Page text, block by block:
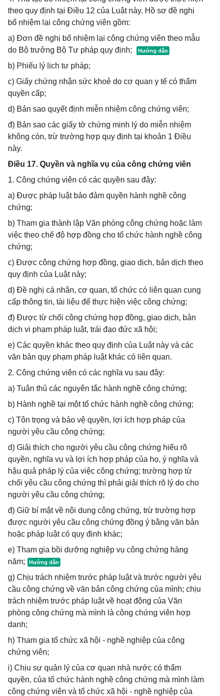
theo quy định tại Điều 12 của Luật này. Hồ sơ đề nghị
bổ nhiệm lại công chứng viên gồm:
a) Đơn đề nghị bổ nhiệm lại công chứng viên theo mẫu
do Bộ trưởng Bộ Tư pháp quy định;
b) Phiếu lý lịch tư pháp;
c) Giấy chứng nhận sức khoẻ do cơ quan y tế có thẩm
quyền cấp;
d) Bản sao quyết định miễn nhiệm công chứng viên;
đ) Bản sao các giấy tờ chứng minh lý do miễn nhiệm
không còn, trừ trường hợp quy định tại khoản 1 Điều
này.
Điều 17. Quyền và nghĩa vụ của công chứng viên
1. Công chứng viên có các quyền sau đây:
a) Được pháp luật bảo đảm quyền hành nghề công
chứng;
b) Tham gia thành lập Văn phòng công chứng hoặc làm
việc theo chế độ hợp đồng cho tổ chức hành nghề công
chứng;
c) Được công chứng hợp đồng, giao dịch, bản dịch theo
quy định của Luật này;
d) Đề nghị cá nhân, cơ quan, tổ chức có liên quan cung
cấp thông tin, tài liệu để thực hiện việc công chứng;
đ) Được từ chối công chứng hợp đồng, giao dịch, bản
dịch vi phạm pháp luật, trái đạo đức xã hội;
e) Các quyền khác theo quy định của Luật này và các
văn bản quy phạm pháp luật khác có liên quan.
2. Công chứng viên có các nghĩa vụ sau đây:
a) Tuân thủ các nguyên tắc hành nghề công chứng;
b) Hành nghề tại một tổ chức hành nghề công chứng;
c) Tôn trọng và bảo vệ quyền, lợi ích hợp pháp của
người yêu cầu công chứng;
d) Giải thích cho người yêu cầu công chứng hiểu rõ
quyền, nghĩa vụ và lợi ích hợp pháp của họ, ý nghĩa và
hậu quả pháp lý của việc công chứng; trường hợp từ
chối yêu cầu công chứng thì phải giải thích rõ lý do cho
người yêu cầu công chứng;
đ) Giữ bí mật về nội dung công chứng, trừ trường hợp
được người yêu cầu công chứng đồng ý bằng văn bản
hoặc pháp luật có quy định khác;
e) Tham gia bồi dưỡng nghiệp vụ công chứng hàng
năm;
g) Chịu trách nhiệm trước pháp luật và trước người yêu
cầu công chứng về văn bản công chứng của mình; chịu
trách nhiệm trước pháp luật về hoạt động của Văn
phòng công chứng mà mình là công chứng viên hợp
danh;
h) Tham gia tổ chức xã hội - nghề nghiệp của công
chứng viên;
i) Chịu sự quản lý của cơ quan nhà nước có thẩm
quyền, của tổ chức hành nghề công chứng mà mình làm
công chứng viên và tổ chức xã hội - nghề nghiệp của